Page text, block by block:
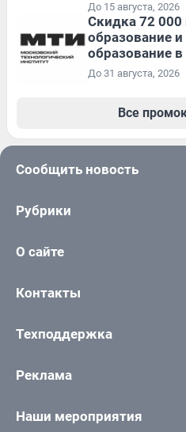
До 15 августа, 2026
Скидка 72
образование
образование
До 31 августа, 2026
Все
Сообщить новость
Рубрики
О сайте
Контакты
Техподдержка
Реклама
Наши мероприятия